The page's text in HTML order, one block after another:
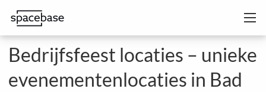
Bedrijfsfeest locaties – unieke
evenementenlocaties in Bad